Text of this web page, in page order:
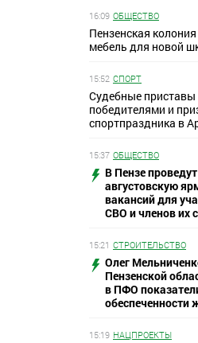
16:09 ОБЩЕСТВО
Пензенская
мебель для новой
15:52 СПОРТ
Судебные приставы
победителями и
спортпраздника в
15:37 ОБЩЕСТВО
В Пензе проведут
августовскую
вакансий для
СВО и членов их
15:21 СТРОИТЕЛЬСТВО
Олег
Пензенской
в ПФО
обеспеченности
15:19 НАЦПРОЕКТЫ